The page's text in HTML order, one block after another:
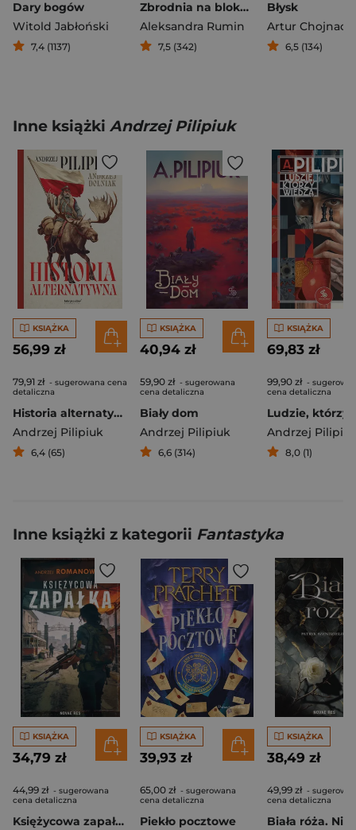
Dary bogów
Witold Jabłoński
7,4 (1137)
Zbrodnia na blokowisku
Aleksandra Rumin
7,5 (342)
Błysk
Artur Chojnacki
6,5 (134)
Inne książki Andrzej Pilipiuk
KSIĄŻKA
56,99 zł
79,91 zł - sugerowana cena
detaliczna
Historia alternatywna
Andrzej Pilipiuk
6,4 (65)
KSIĄŻKA
40,94 zł
59,90 zł - sugerowana
cena detaliczna
Biały dom
Andrzej Pilipiuk
6,6 (314)
KSIĄŻKA
69,83 zł
99,90 zł -
cena detaliczna
Andrzej
8,0 (1)
Inne książki z kategorii Fantastyka
KSIĄŻKA
34,79 zł
44,99 zł - sugerowana
cena detaliczna
Księżycowa zapałka
KSIĄŻKA
39,93 zł
65,00 zł - sugerowana
cena detaliczna
Piekło pocztowe
KSIĄŻKA
38,49 zł
49,99 zł -
cena detaliczna